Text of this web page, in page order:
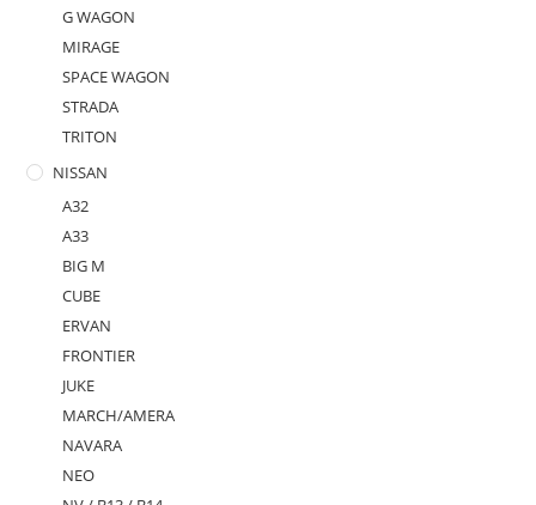
G WAGON
MIRAGE
SPACE WAGON
STRADA
TRITON
NISSAN
A32
A33
BIG M
CUBE
ERVAN
FRONTIER
JUKE
MARCH/AMERA
NAVARA
NEO